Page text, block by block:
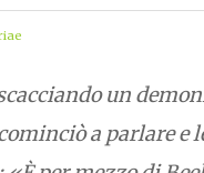
un
a parlare e